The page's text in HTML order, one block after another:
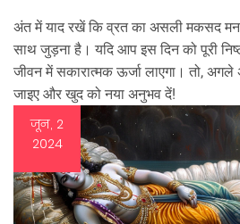
अंत में याद रखें कि व्रत का असली मकसद
साथ जुड़ना है। यदि आप इस दिन को पूरी
जीवन में सकारात्मक ऊर्जा लाएगा। तो, अगले
जाइए और खुद को नया अनुभव दें!
जून, 2
2024